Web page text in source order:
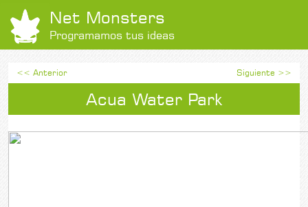
Net Monsters
Programamos tus ideas
<< Anterior Siguiente >>
Acua Water Park